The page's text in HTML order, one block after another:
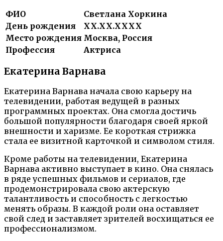
ФИО
Светлана Хоркина
День рождения
XX.XX.XXXX
Место рождения Москва, Россия
Профессия
Актриса
Екатерина Варнава
Екатерина Варнава начала свою карьеру на
телевидении, работая ведущей в разных
программных проектах. Она смогла достичь
большой популярности благодаря своей яркой
внешности и харизме. Ее короткая стрижка
стала ее визитной карточкой и символом стиля.
Кроме работы на телевидении, Екатерина
Варнава активно выступает в кино. Она снялась
в ряде успешных фильмов и сериалов, где
продемонстрировала свою актерскую
талантливость и способность с легкостью
менять образы. В каждой роли она оставляет
свой след и заставляет зрителей восхищаться ее
профессионализмом.